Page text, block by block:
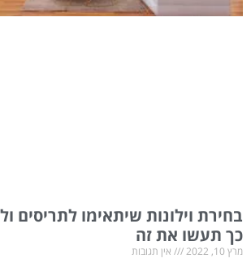
בחירת וילונות שיתאימו לתריסים
כך תעשו את זה
מרץ 10, 2022 אין תגובות